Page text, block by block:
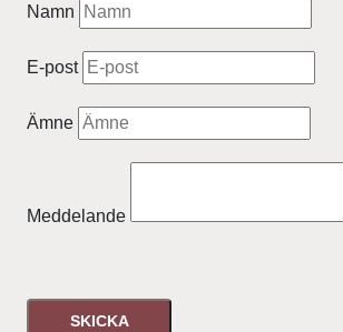
Namn
E-post
Ämne
Meddelande
SKICKA